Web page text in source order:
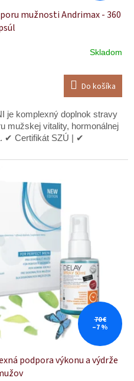
mužnosti Andrimax - 360
Skladom
Do košíka
je komplexný doplnok stravy
mužskej vitality, hormonálnej
✔ Certifikát SZÚ | ✔
70 €
–7 %
podpora výkonu a výdrže